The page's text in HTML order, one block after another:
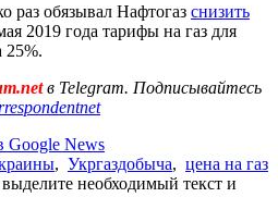
раз обязывал Нафтогаз снизить
2019 года тарифы на газ для
25%.
в Telegram. Подписывайтесь
Google News
, Укргаздобыча, цена на газ
необходимый текст и